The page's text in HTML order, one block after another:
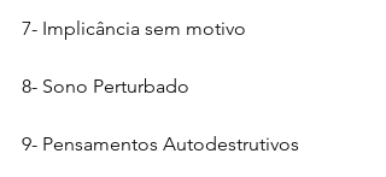
7- Implicância sem motivo
8- Sono Perturbado
9- Pensamentos Autodestrutivos